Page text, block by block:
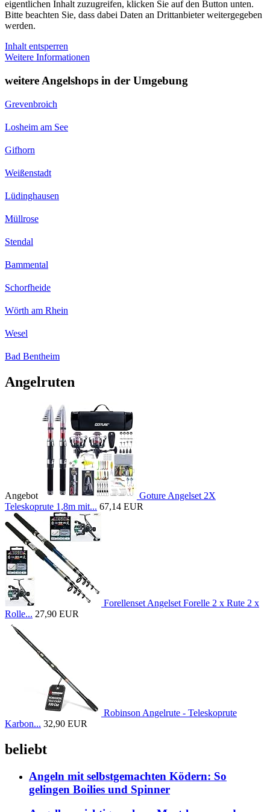
eigentlichen Inhalt zuzugreifen, klicken Sie auf den Button unten.
Bitte beachten Sie, dass dabei Daten an Drittanbieter weitergegeben
werden.
Inhalt entsperren
Weitere Informationen
weitere Angelshops in der Umgebung
Grevenbroich
Losheim am See
Gifhorn
Weißenstadt
Lüdinghausen
Müllrose
Stendal
Bammental
Schorfheide
Wörth am Rhein
Wesel
Bad Bentheim
Angelruten
Angebot
Goture Angelset 2X
Teleskoprute 1,8m mit... 67,14 EUR
Forellenset Angelset Forelle 2 x Rute 2 x
Rolle... 27,90 EUR
Robinson Angelrute - Teleskoprute
Karbon... 32,90 EUR
beliebt
Angeln mit selbstgemachten Ködern: So
gelingen Boilies und Spinner